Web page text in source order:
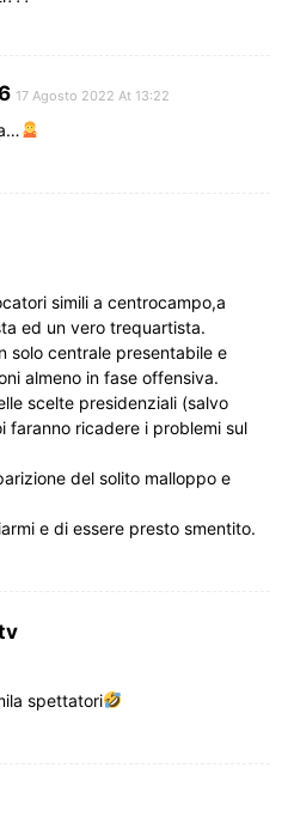
17 Agosto 2022 At 13:22
simili a centrocampo,a
ed un vero trequartista.
solo centrale presentabile e
almeno in fase offensiva.
scelte presidenziali (salvo
faranno ricadere i problemi sul
del solito malloppo e
e di essere presto smentito.
spettatori